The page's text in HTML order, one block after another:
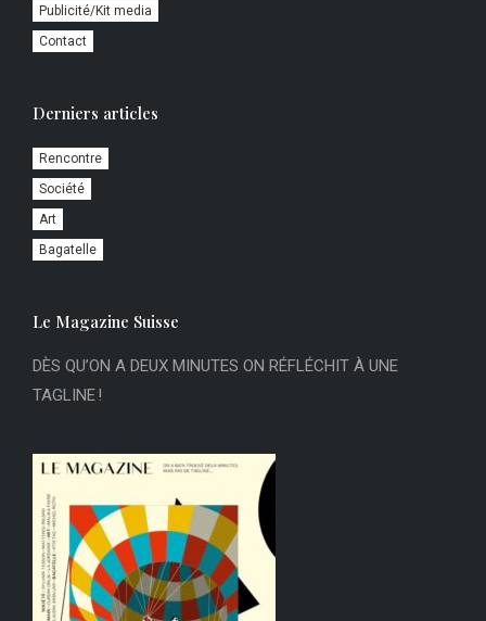
Publicité/Kit media
Contact
Derniers articles
Rencontre
Société
Art
Bagatelle
Le Magazine Suisse
DÈS QU’ON A DEUX MINUTES ON RÉFLÉCHIT À UNE
TAGLINE !